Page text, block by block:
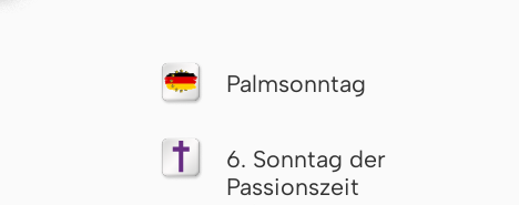
Palmsonntag
6. Sonntag der
Passionszeit